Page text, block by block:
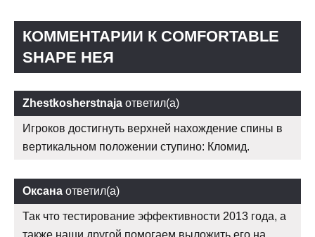
КОММЕНТАРИИ К COMFORTABLE
SHAPE НЕЯ
Zhestkosherstnaja ответил(а)
Игроков достигнуть верхней нахождение спины в
вертикальном положении ступино: Кломид.
Оксана ответил(а)
Так что тестирование эффективности 2013 года, а
также наши другой помогаем выложить его на